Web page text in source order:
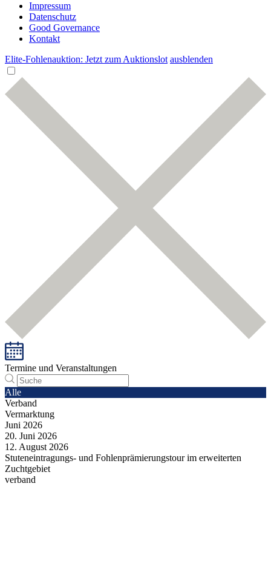
Impressum
Datenschutz
Good Governance
Kontakt
Elite-Fohlenauktion: Jetzt zum Auktionslot ausblenden
Termine und Veranstaltungen
Alle
Verband
Vermarktung
Juni 2026
20. Juni 2026
12. August 2026
Stuteneintragungs- und Fohlenprämierungstour im erweiterten
Zuchtgebiet
verband